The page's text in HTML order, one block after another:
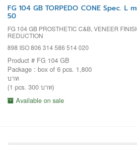
FG 104 GB TORPEDO CONE Spec. L
50
FG 104 GB PROSTHETIC C&B, VENEER
REDUCTION
898 ISO 806 314 586 514 020
Product # FG 104 GB
Package : box of 6 pcs. 1,800
บาท
(1 pcs. 300 บาท)
Available on sale